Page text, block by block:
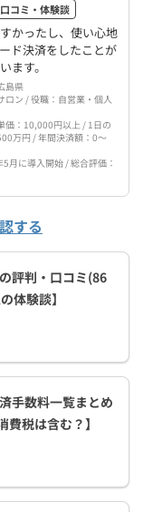
コミ・体験談
かったし、使い心地
ド決済をしたことが
ます。
島県
ロン / 役職：自営業・個人
価：10,000円以上 / 1日の
万円 / 年間決済額：0〜
月に導入開始 / 総合評価：
する
評判・口コミ(86
体験談】
手数料一覧まとめ
費税は含む？】